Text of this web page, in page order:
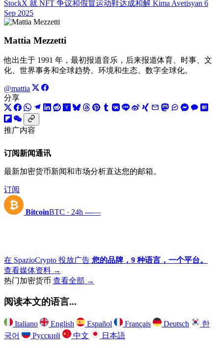
StockX 就 NFT 争议和假冒运动鞋达成和解 Kima Avetisyan 6
Sep 2025
Mattia Mezzetti
他出生于 1991 年，最初报道音乐，后来报道体育、时事、文
化、世界事务和全球趋势、环境和生态、数字全球化。
@mattia
分享
推广内容
订阅新闻通讯
最新加密货币新闻和市场分析直达您的邮箱。
订阅
₿
BitcoinBTC · 24h ——
在 SpazioCrypto 投放广告 您的品牌，9 种语言，一个平台。
查看媒体资料 →
热门加密货币 查看全部 →
阅读本文的语言...
Italiano English Español Français Deutsch
한
국어
Русский 中文 日本語